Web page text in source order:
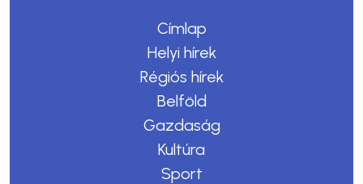
Címlap
Helyi hírek
Régiós hírek
Belföld
Gazdaság
Kultúra
Sport